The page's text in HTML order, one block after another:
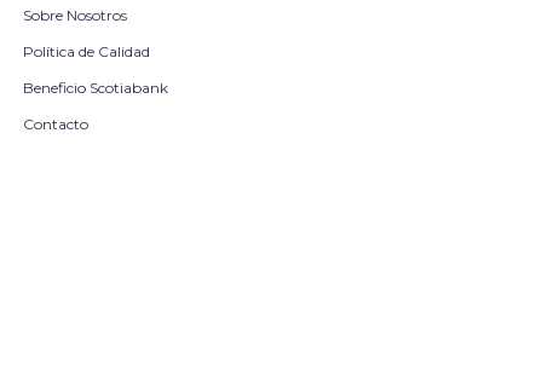
Sobre Nosotros
Política de Calidad
Beneficio Scotiabank
Contacto